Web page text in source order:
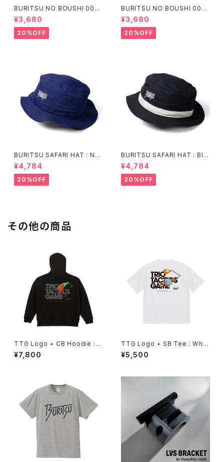
BURITSU NO BOUSHI 003 :
Navy
¥3,680
20%OFF
BURITSU NO BOUSHI 003 :
Olive
¥3,680
20%OFF
BURITSU SAFARI HAT : Nav
y
¥4,784
20%OFF
BURITSU SAFARI HAT : Bla
ck
¥4,784
20%OFF
その他の商品
TTG Logo + CB Hoodie : B
lack
¥7,800
TTG Logo + SB Tee : Whit
e
¥5,500